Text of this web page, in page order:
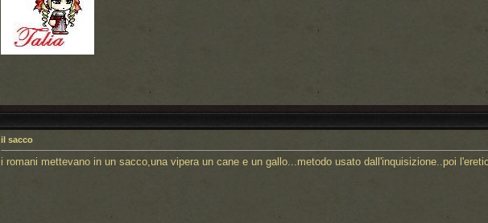
il sacco
i romani mettevano in un sacco,una vipera un cane e un gallo...metodo usato dall'inquisizione..poi